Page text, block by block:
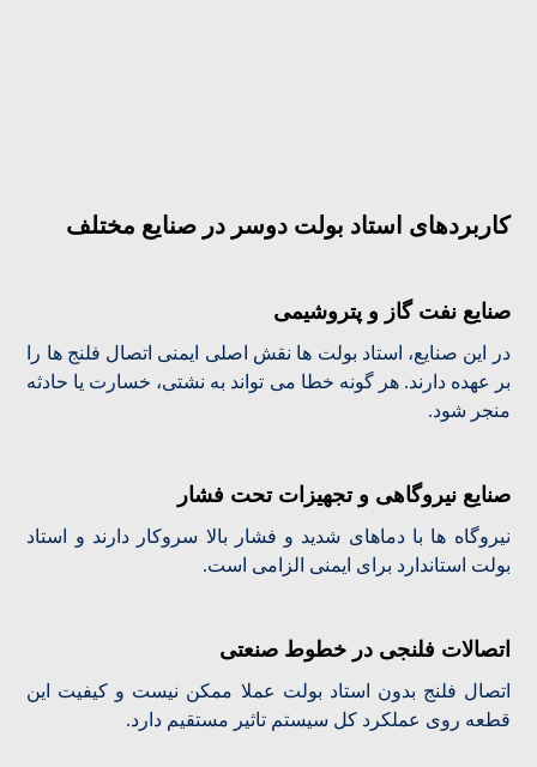
کاربردهای استاد بولت دوسر در صنایع مختلف
صنایع نفت گاز و پتروشیمی
در این صنایع، استاد بولت ها نقش اصلی ایمنی اتصال فلنج ها را
بر عهده دارند. هر گونه خطا می تواند به نشتی، خسارت یا حادثه
منجر شود.
صنایع نیروگاهی و تجهیزات تحت فشار
نیروگاه ها با دماهای شدید و فشار بالا سروکار دارند و استاد
بولت استاندارد برای ایمنی الزامی است.
اتصالات فلنجی در خطوط صنعتی
اتصال فلنج بدون استاد بولت عملا ممکن نیست و کیفیت این
قطعه روی عملکرد کل سیستم تاثیر مستقیم دارد.